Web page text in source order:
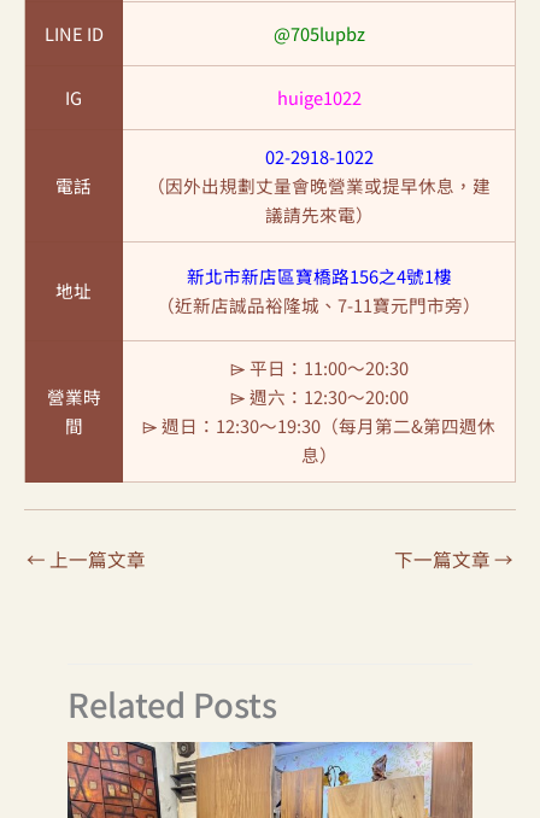
LINE ID @705lupbz
IG huige1022
電話
02-2918-1022
（因外出規劃丈量會晚營業或提早休息，建
議請先來電）
地址
新北市新店區寶橋路156之4號1樓
（近新店誠品裕隆城、7-11寶元門市旁）
營業時
間
⌲ 平日：11:00～20:30
⌲ 週六：12:30～20:00
⌲ 週日：12:30～19:30（每月第二&第四週休
息）
← 上一篇文章 下一篇文章→
Related Posts